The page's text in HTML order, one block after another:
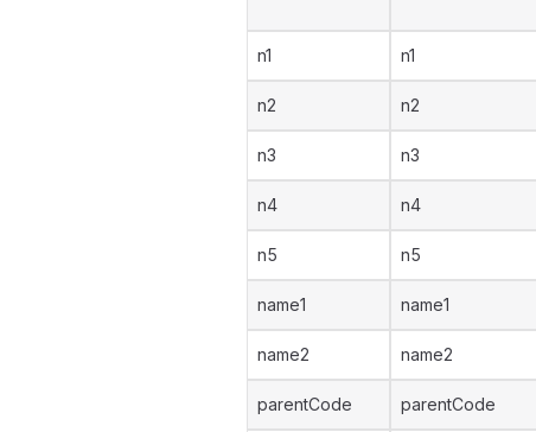
n1 n1
n2 n2
n3 n3
n4 n4
n5 n5
name1 name1
name2 name2
parentCode parentCode